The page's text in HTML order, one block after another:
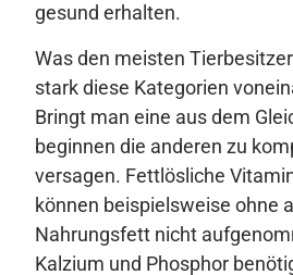
gesund erhalten.
Was den meisten
stark diese Kategorien
Bringt man eine aus dem
beginnen die anderen zu
versagen. Fettlösliche
können beispielsweise ohne
Nahrungsfett nicht
Kalzium und Phosphor